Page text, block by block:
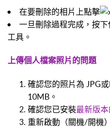
在要刪除的相片上點擊
一旦刪除過程完成，按
工具。
上傳個人檔案照片的問題
確認您的照片為 JPG
10MB。
確認您已安裝最新版
重新啟動（關機/開機